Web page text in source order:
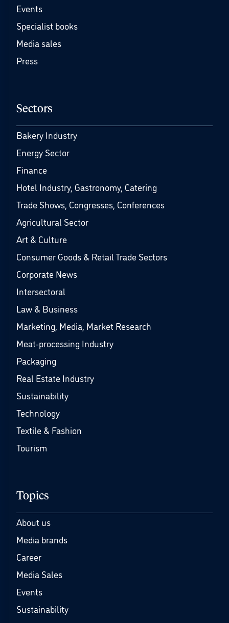
Events
Specialist books
Media sales
Press
Sectors
Bakery Industry
Energy Sector
Finance
Hotel Industry, Gastronomy, Catering
Trade Shows, Congresses, Conferences
Agricultural Sector
Art & Culture
Consumer Goods & Retail Trade Sectors
Corporate News
Intersectoral
Law & Business
Marketing, Media, Market Research
Meat-processing Industry
Packaging
Real Estate Industry
Sustainability
Technology
Textile & Fashion
Tourism
Topics
About us
Media brands
Career
Media Sales
Events
Sustainability